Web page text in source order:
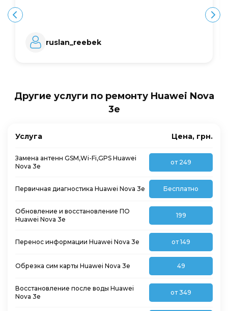
ruslan_reebek
Другие услуги по ремонту Huawei Nova
3e
Услуга Цена, грн.
Замена антенн GSM,Wi-Fi,GPS Huawei
Nova 3e
от 249
Первичная диагностика Huawei Nova 3e Бесплатно
Обновление и восстановление ПО
Huawei Nova 3e
199
Перенос информации Huawei Nova 3e от 149
Обрезка сим карты Huawei Nova 3e 49
Восстановление после воды Huawei
Nova 3e
от 349